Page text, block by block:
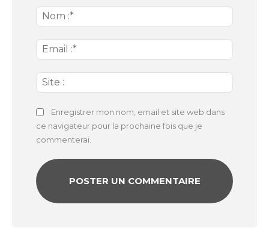
:
Enregistrer mon nom, email et site web dans
ce navigateur pour la prochaine fois que je
commenterai.